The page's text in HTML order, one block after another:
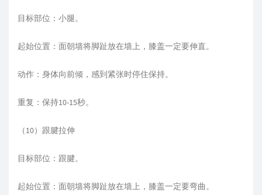
目标部位：小腿。
起始位置：面朝墙将脚趾放在墙上，膝盖一定要伸直。
动作：身体向前倾，感到紧张时停住保持。
重复：保持10-15秒。
（10）跟腱拉伸
目标部位：跟腱。
起始位置：面朝墙将脚趾放在墙上，膝盖一定要弯曲。